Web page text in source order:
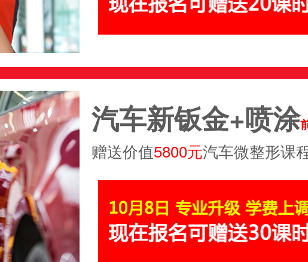
汽车新钣金+喷涂
赠送价值5800元汽车微整形课
抢占成功
抢占成功
抢占成功
抢占成功
抢占成功